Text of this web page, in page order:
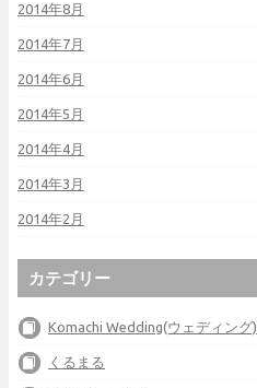
2014年8月
2014年7月
2014年6月
2014年5月
2014年4月
2014年3月
2014年2月
カテゴリー
Komachi Wedding(ウェディング)
くるまる